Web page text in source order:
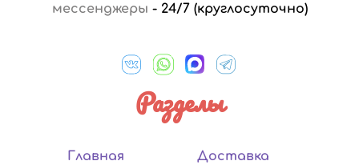
мессенджеры - 24/7 (круглосуточно)
Разделы
Главная
Доставка